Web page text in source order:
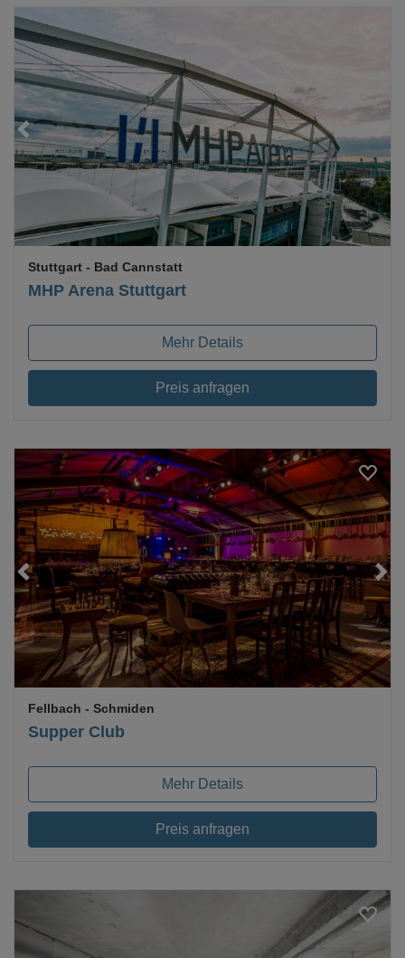
Loading...
MHP Arena Stuttgart
Stuttgart - Bad Cannstatt
Mehr Details
Preis anfragen
Loading...
Supper Club
Fellbach - Schmiden
Mehr Details
Preis anfragen